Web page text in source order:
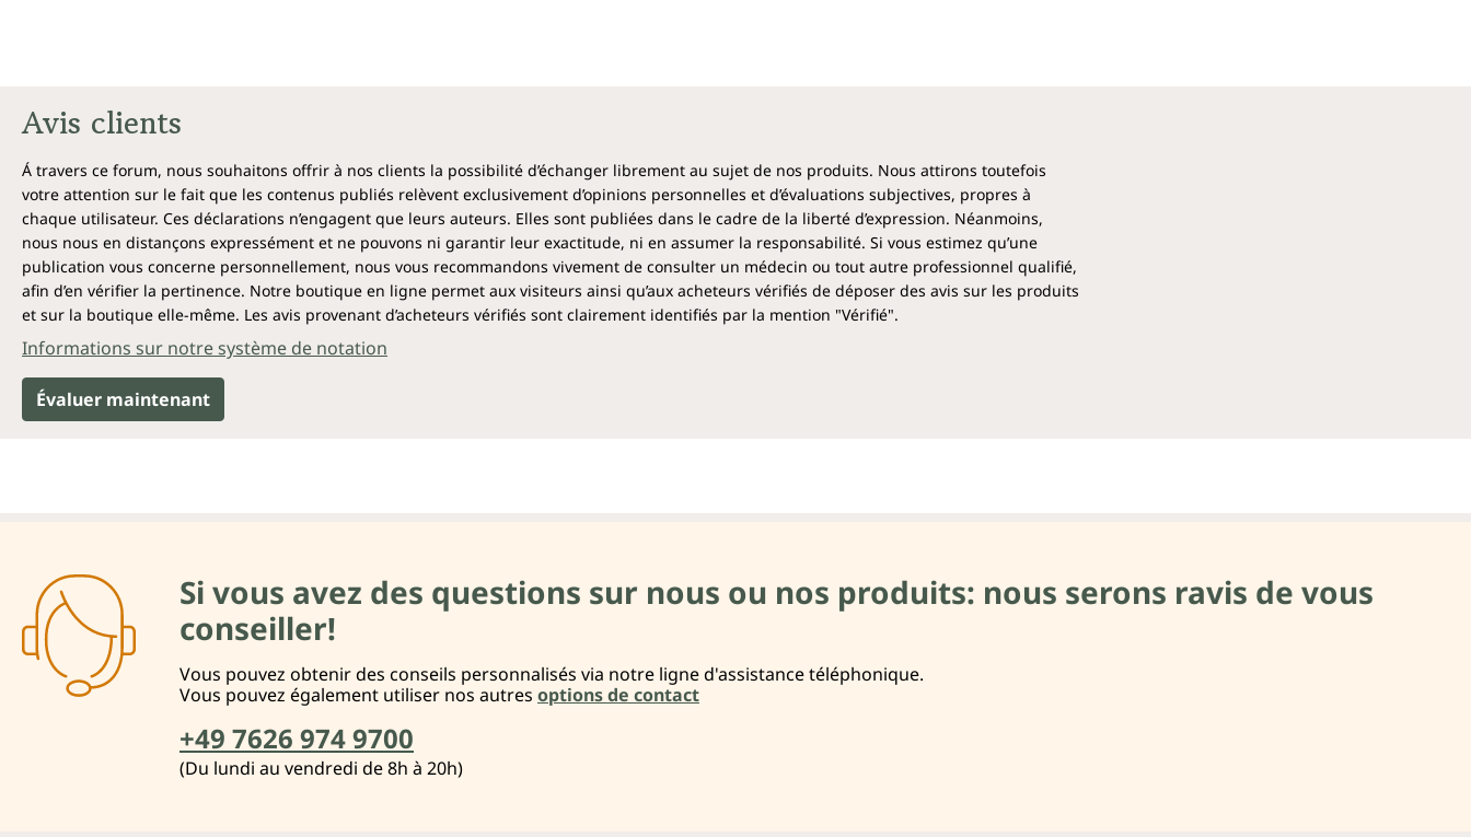
Avis clients
Á travers ce forum, nous souhaitons offrir à nos clients la possibilité d’échanger librement au sujet de nos produits. Nous attirons toutefois
votre attention sur le fait que les contenus publiés relèvent exclusivement d’opinions personnelles et d’évaluations subjectives, propres à
chaque utilisateur. Ces déclarations n’engagent que leurs auteurs. Elles sont publiées dans le cadre de la liberté d’expression. Néanmoins,
nous nous en distançons expressément et ne pouvons ni garantir leur exactitude, ni en assumer la responsabilité. Si vous estimez qu’une
publication vous concerne personnellement, nous vous recommandons vivement de consulter un médecin ou tout autre professionnel qualifié,
afin d’en vérifier la pertinence. Notre boutique en ligne permet aux visiteurs ainsi qu’aux acheteurs vérifiés de déposer des avis sur les produits
et sur la boutique elle-même. Les avis provenant d’acheteurs vérifiés sont clairement identifiés par la mention "Vérifié".
Informations sur notre système de notation
Évaluer maintenant
Si vous avez des questions sur nous ou nos produits: nous serons ravis de vous
conseiller!
Vous pouvez obtenir des conseils personnalisés via notre ligne d'assistance téléphonique.
Vous pouvez également utiliser nos autres options de contact
+49 7626 974 9700
(Du lundi au vendredi de 8h à 20h)